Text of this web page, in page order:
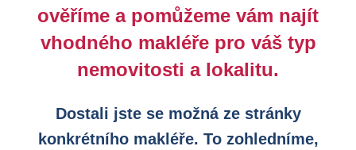
ověříme a pomůžeme vám najít
vhodného makléře pro váš typ
nemovitosti a lokalitu.
Dostali jste se možná ze stránky
konkrétního makléře. To zohledníme,